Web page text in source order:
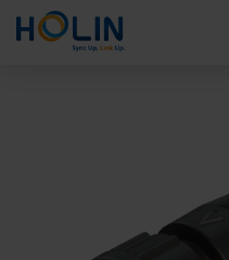
Panel de gestión de cookies